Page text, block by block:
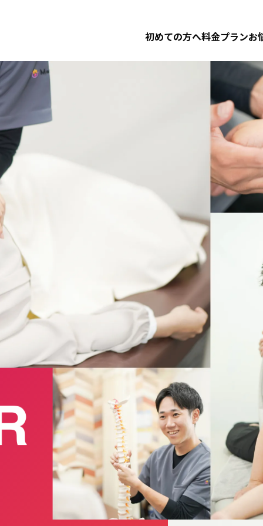
初めての方へ料金プランお